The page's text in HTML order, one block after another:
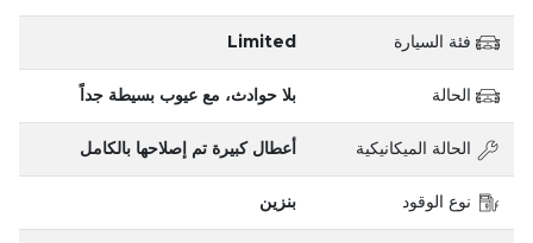
فئة السيارة Limited
الحالة بلا حوادث، مع عيوب بسيطة جداً
الحالة الميكانيكية أعطال كبيرة تم إصلاحها بالكامل
نوع الوقود بنزين